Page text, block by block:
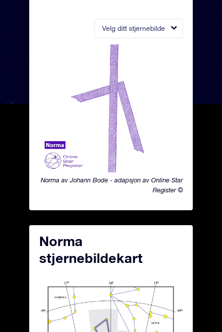
Velg ditt stjernebilde
Norma av Johann Bode - adapsjon av Online Star
Register ©
Norma
stjernebildekart